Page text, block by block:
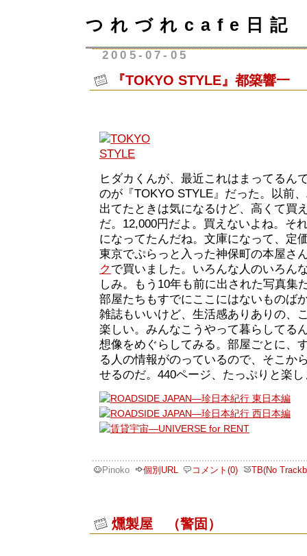
つれづれcafe日記
2005-07-05
『TOKYO STYLE』都築響一
ヒダカくんが、最近これはまってるん
のが『TOKYO STYLE』だった。以前
出てたときは気になるけど、高くて買
だ。12,000円だよ。買えないよね。そ
になってたんだね。文庫になって、定
東京でぷらっと入った神保町の本屋さ
ク で買いました。いろんな人のいろん
しみ。もう10年も前に出された写真集
部屋たちもすでにここにはないものば
雑誌もいいけど、生活感ありありの、
楽しい。みんなこうやって暮らしてる
想像をめぐらしてみる。部屋ごとに、
る人の情報がのっているので、そこか
せるのだ。440ページ、たっぷりと楽
Pinoko 個別URL コメント(0) TB(No
燻製屋 （警固）